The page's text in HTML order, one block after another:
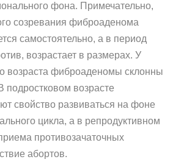
фона. Примечательно,
созревания фиброаденома
самостоятельно, а в период
возрастает в размерах. У
возраста фиброаденомы склонны
подростковом возрасте
свойство развиваться на фоне
цикла, а в репродуктивном
противозачаточных
абортов.